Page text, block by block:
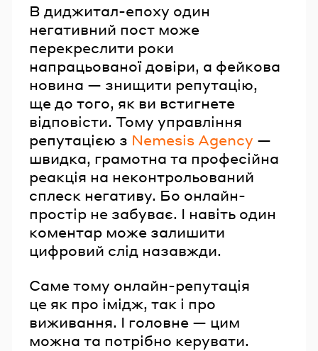
В диджитал-епоху один
негативний пост може
перекреслити роки
напрацьованої довіри, а фейкова
новина — знищити репутацію,
ще до того, як ви встигнете
відповісти. Тому управління
репутацією з Nemesis Agency —
швидка, грамотна та професійна
реакція на неконтрольований
сплеск негативу. Бо онлайн-
простір не забуває. І навіть один
коментар може залишити
цифровий слід назавжди.
Саме тому онлайн-репутація
це як про імідж, так і про
виживання. І головне — цим
можна та потрібно керувати.